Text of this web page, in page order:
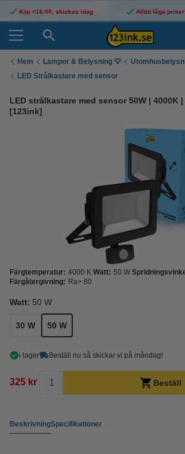
Köp <16:00, skickas idag Alltid låga
Hem Lampor & Belysning 💡
LED Strålkastare med sensor
LED strålkastare med sensor 50W | 4000K |
[123ink]
Färgtemperatur: 4000 K Watt: 50 W
Färgåtergivning: Ra> 80
Watt: 50 W
30 W 50 W
i lager Beställ nu så skickar vi på måndag!
325 kr Beställ
BeskrivningSpecifikationer